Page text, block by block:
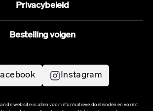
Privacybeleid
Bestelling volgen
Instagram
de website is allen voor informatieve doeleinden en vormt